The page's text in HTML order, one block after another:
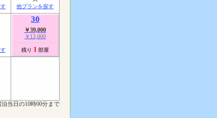
他プランを探す
30
￥39,000
￥13,000
残り 1 部屋
当日の10時00分まで